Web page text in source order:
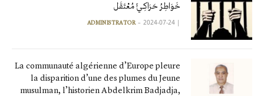
خَوَاطِرُ حَرَاكِـيٍّ مُعْتَقَل
|
ADMINISTRATOR 2024-07-24
La communauté algérienne d’Europe pleure
la disparition d’une des plumes du Jeune
musulman, l’historien Abdelkrim Badjadja,